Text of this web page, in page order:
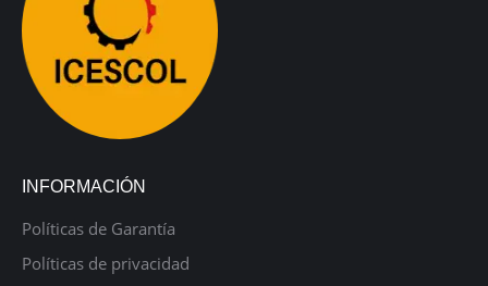
INFORMACIÓN
Políticas de Garantía
Políticas de privacidad